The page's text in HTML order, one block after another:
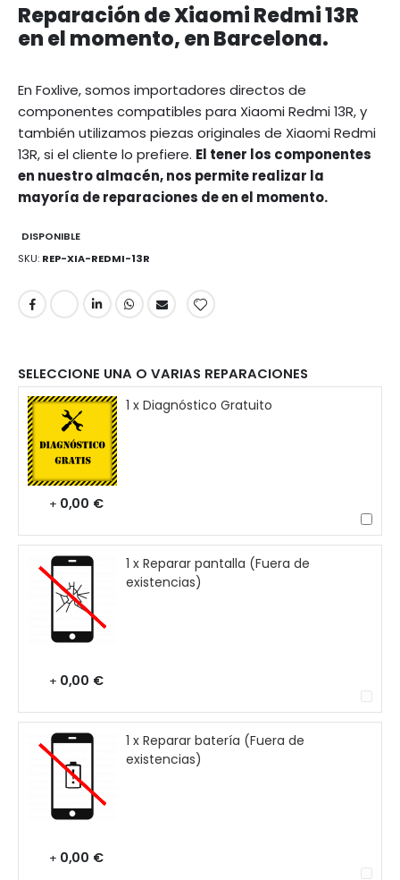
Reparación de Xiaomi Redmi 13R
en el momento, en Barcelona.
En Foxlive, somos importadores directos de
componentes compatibles para Xiaomi Redmi 13R, y
también utilizamos piezas originales de Xiaomi Redmi
13R, si el cliente lo prefiere. El tener los componentes
en nuestro almacén, nos permite realizar la
mayoría de reparaciones de en el momento.
DISPONIBLE
SKU REP-XIA-REDMI-13R
SELECCIONE UNA O VARIAS REPARACIONES
1 x Diagnóstico Gratuito
+ 0,00 €
1 x Reparar pantalla (Fuera de
existencias)
+ 0,00 €
1 x Reparar batería (Fuera de
existencias)
+ 0,00 €